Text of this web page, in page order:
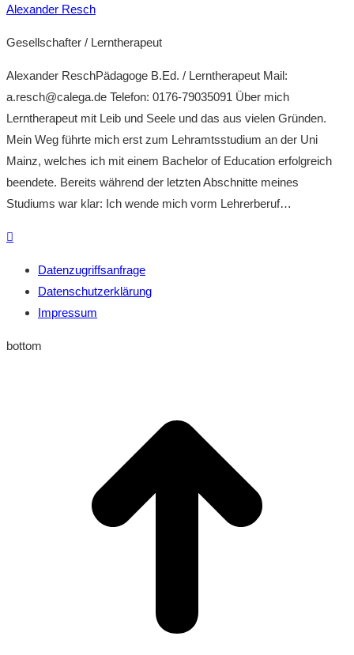
Alexander Resch
Gesellschafter / Lerntherapeut
Alexander ReschPädagoge B.Ed. / Lerntherapeut Mail:
a.resch@calega.de Telefon: 0176-79035091 Über mich
Lerntherapeut mit Leib und Seele und das aus vielen Gründen.
Mein Weg führte mich erst zum Lehramtsstudium an der Uni
Mainz, welches ich mit einem Bachelor of Education erfolgreich
beendete. Bereits während der letzten Abschnitte meines
Studiums war klar: Ich wende mich vorm Lehrerberuf…
Datenzugriffsanfrage
Datenschutzerklärung
Impressum
bottom